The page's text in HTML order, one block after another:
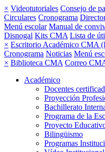
× Videotutoriales Consejo de
Circulares Cronograma
Menú escolar Manual de
Disnogal Kits CMA Lista de
× Escritorio Académico CMA
Cronograma Noticias Menú
× Biblioteca CMA Correo
Académico
Docentes
Proyección
Bachillerato
Programa de la
Proyecto
Bilingüismo
Programas